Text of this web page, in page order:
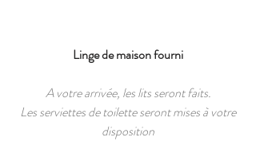
Linge de maison fourni
A votre arrivée, les lits seront faits.
Les serviettes de toilette seront mises à votre
disposition